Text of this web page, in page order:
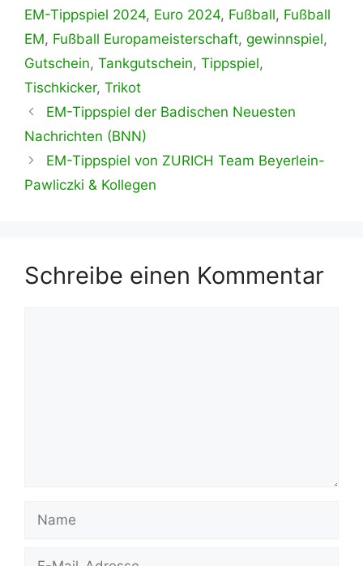
EM-Tippspiel 2024, Euro 2024, Fußball, Fußball
EM, Fußball Europameisterschaft, gewinnspiel,
Gutschein, Tankgutschein, Tippspiel,
Tischkicker, Trikot
EM-Tippspiel der Badischen Neuesten
Nachrichten (BNN)
EM-Tippspiel von ZURICH Team Beyerlein-
Pawliczki & Kollegen
Schreibe einen Kommentar
Name